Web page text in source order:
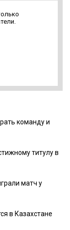
команду и
титулу в
матч у
в Казахстане